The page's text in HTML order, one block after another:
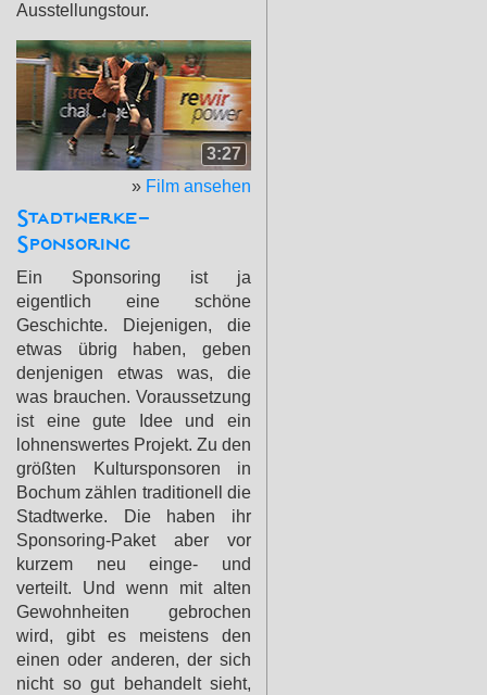
Ausstellungstour.
3:27
» Film ansehen
Stadtwerke-
Sponsoring
Ein Sponsoring ist ja
eigentlich eine schöne
Geschichte. Diejenigen, die
etwas übrig haben, geben
denjenigen etwas was, die
was brauchen. Voraussetzung
ist eine gute Idee und ein
lohnenswertes Projekt. Zu den
größten Kultursponsoren in
Bochum zählen traditionell die
Stadtwerke. Die haben ihr
Sponsoring-Paket aber vor
kurzem neu einge- und
verteilt. Und wenn mit alten
Gewohnheiten gebrochen
wird, gibt es meistens den
einen oder anderen, der sich
nicht so gut behandelt sieht,